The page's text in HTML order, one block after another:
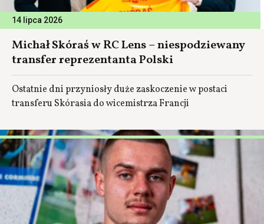
14 lipca 2026
Michał Skóraś w RC Lens – niespodziewany
transfer reprezentanta Polski
Ostatnie dni przyniosły duże zaskoczenie w postaci
transferu Skórasia do wicemistrza Francji